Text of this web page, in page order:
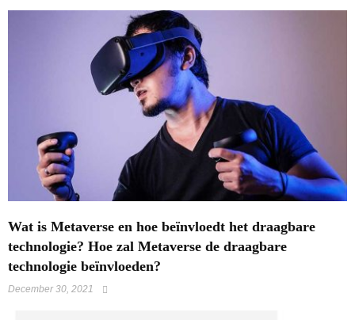
Wat is Metaverse en hoe beïnvloedt het draagbare
technologie? Hoe zal Metaverse de draagbare
technologie beïnvloeden?
December 30, 2021